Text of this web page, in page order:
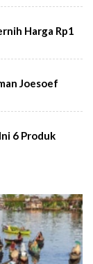
Harga Rp1
Joesoef
6 Produk